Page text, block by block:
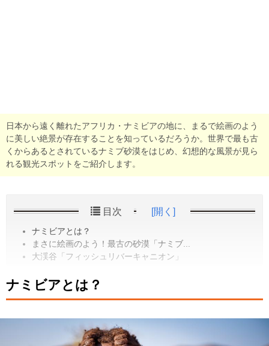
日本から遠く離れたアフリカ・ナミビアの地に、まるで絵画のよう
に美しい絶景が存在することを知っているだろうか。世界で最も古
くからあるとされているナミブ砂漠をはじめ、幻想的な風景が見ら
れる観光スポットをご紹介します。
目次 [開く]
ナミビアとは？
まさに絵画のよう！最古の砂漠「ナミブ...
大渓谷「フィッシュリバーキャニオン」
ナミビアとは？